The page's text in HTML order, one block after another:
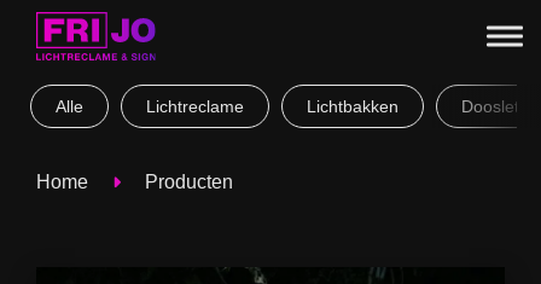
Alle Lichtreclame Lichtbakken
Home Producten